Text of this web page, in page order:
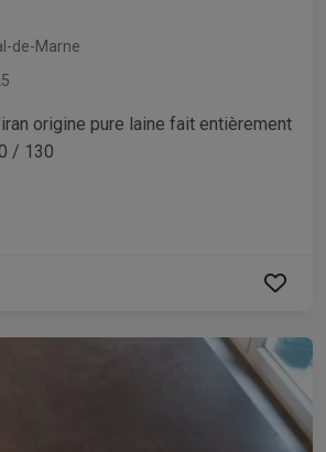
de-Marne
origine pure laine fait entièrement
/ 130